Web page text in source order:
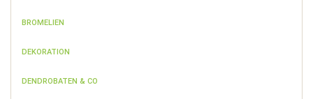
BROMELIEN
DEKORATION
DENDROBATEN & CO